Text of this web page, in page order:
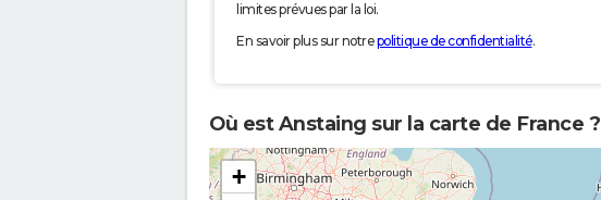
limites prévues par la loi.
En savoir plus sur notrepolitique de confidentialité.
Où est Anstaing sur la carte de France ?
+